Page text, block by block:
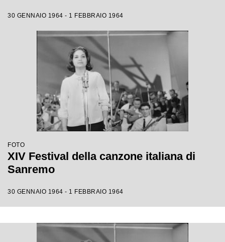
30 GENNAIO 1964 - 1 FEBBRAIO 1964
FOTO
XIV Festival della canzone italiana di
Sanremo
30 GENNAIO 1964 - 1 FEBBRAIO 1964